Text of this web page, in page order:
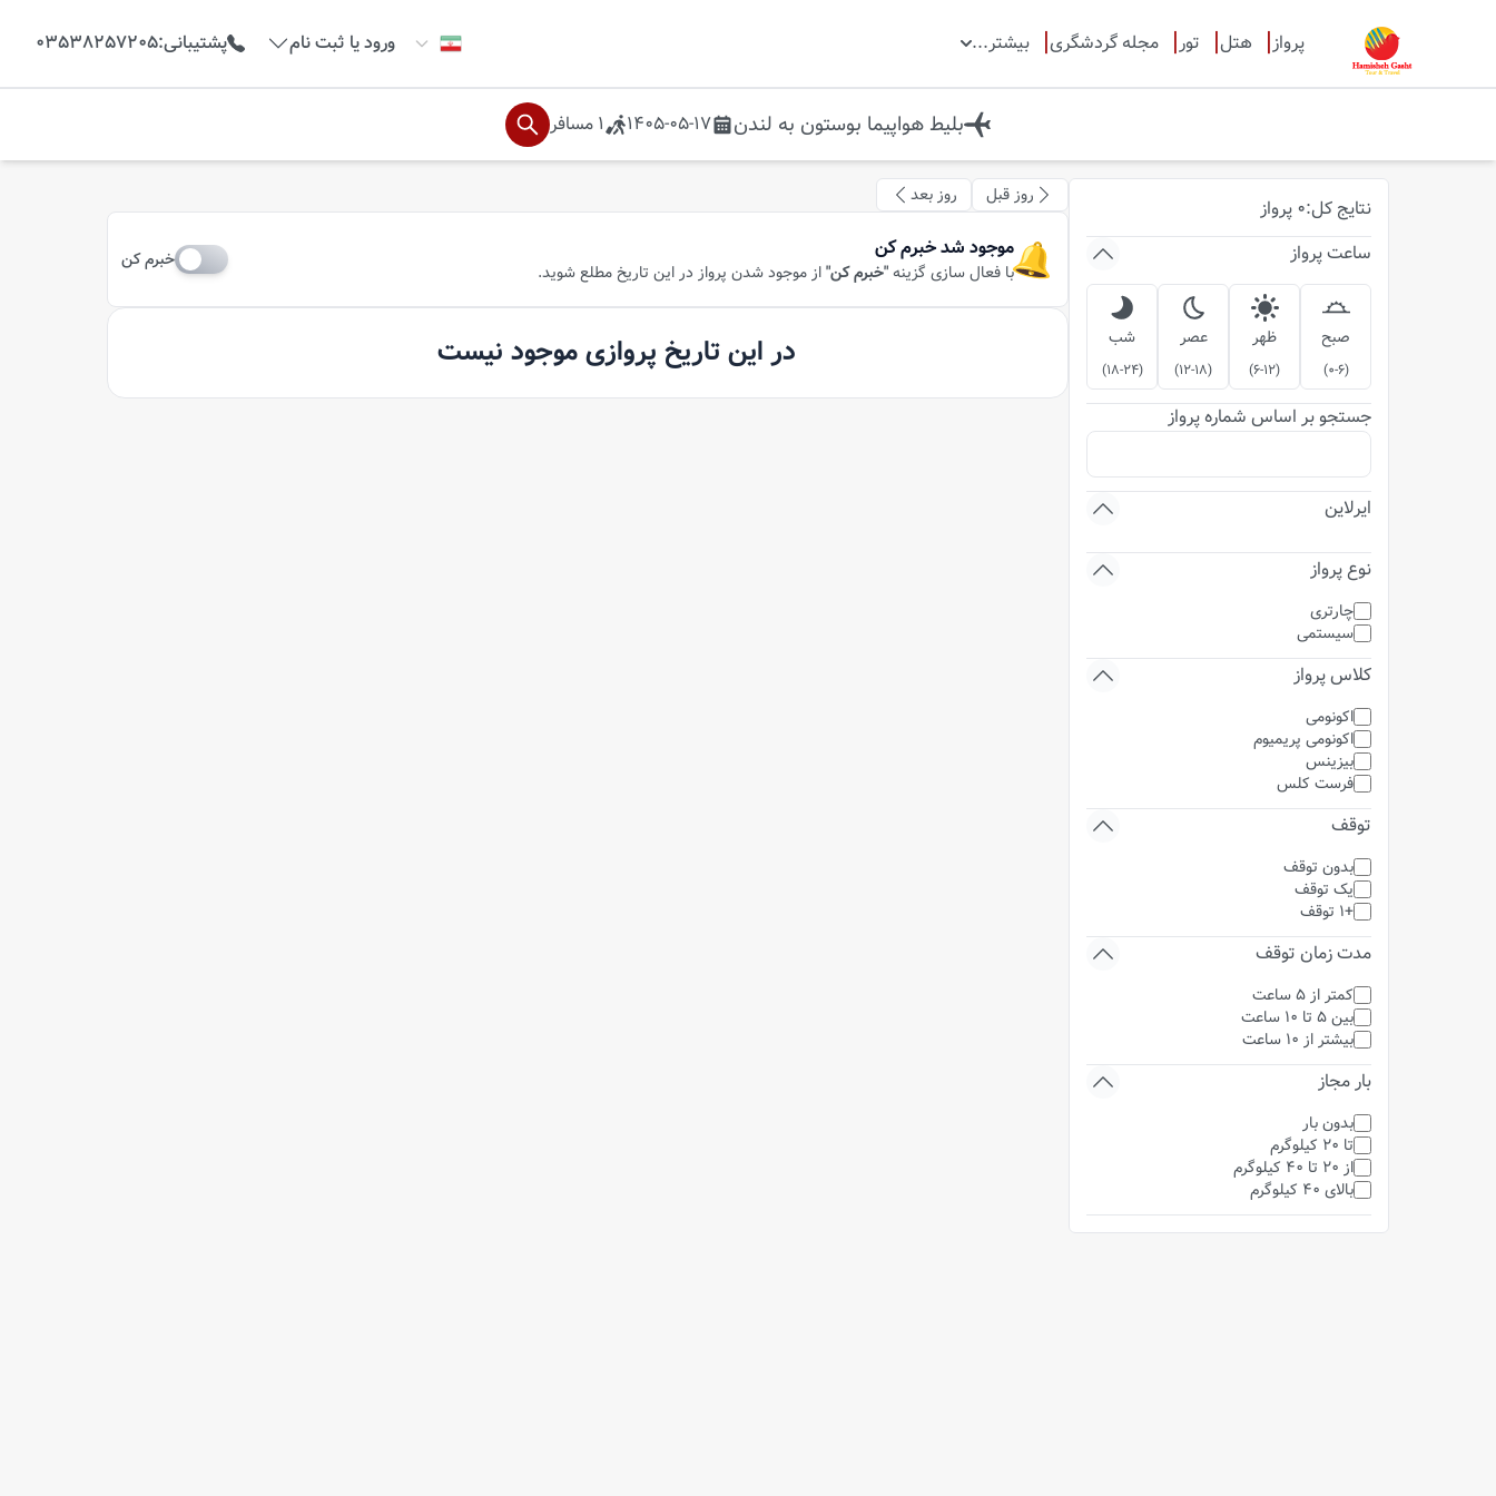
پرواز هتل تور مجله گردشگری بیشتر... ورود یا ثبت نام پشتیبانی:
03538257205
بلیط هواپیما بوستون به لندن 1405-05-17
1 مسافر
نتایج کل:
0 پرواز
ساعت پرواز
صبح
(
0-6
)
ظهر
(
6-12
)
عصر
(
12-18
)
شب
(
18-24
)
جستجو بر اساس شماره پرواز
ایرلاین
نوع پرواز
چارتری
سیستمی
کلاس پرواز
اکونومی
اکونومی پریمیوم
بیزینس
فرست کلس
توقف
بدون توقف
یک توقف
+1 توقف
مدت زمان توقف
کمتر از 5 ساعت
بین 5 تا 10 ساعت
بیشتر از 10 ساعت
بار مجاز
بدون بار
تا 20 کیلوگرم
از 20 تا 40 کیلوگرم
بالای 40 کیلوگرم
روز قبل روز بعد
موجود شد خبرم کن
با فعال سازی گزینه"خبرم کن"از موجود شدن پرواز در این تاریخ مطلع شوید.
خبرم کن
در این تاریخ پروازی موجود نیست